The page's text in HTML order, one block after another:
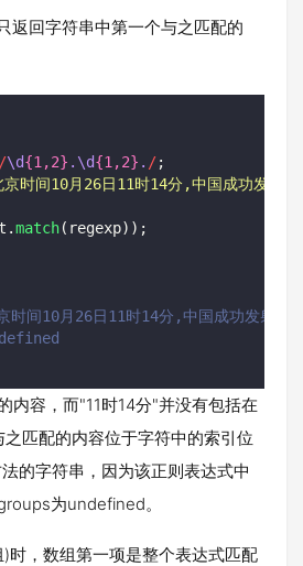
返回字符串中第一个与之匹配的
/\d{1,2} .\d{1,2} . /;
京时间10月26日11时14分,中国成功发射
match(regexp));
10月26日11时14分,中国成功发射了
内容，而"11时14分"并没有包括在
匹配的内容位于字符中的索引位
的字符串，因为该正则表达式中
为undefined。
时，数组第一项是整个表达式匹配